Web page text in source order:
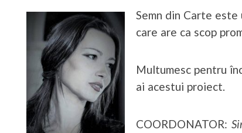
Semn din Carte
care are ca scop
Multumesc pentru
ai acestui proiect.
COORDONATOR: